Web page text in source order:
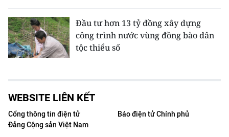
Đầu tư hơn 13 tỷ đồng xây dựng
công trình nước vùng đồng bào dân
tộc thiểu số
WEBSITE LIÊN KẾT
Cổng thông tin điện tử
Đảng Cộng sản Việt Nam
Báo điện tử Chính phủ